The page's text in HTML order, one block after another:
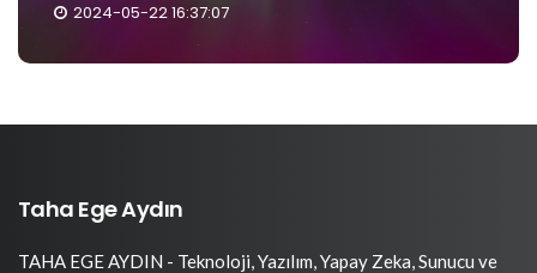
2024-05-14 10:52:12
Taha Ege Aydın
TAHA EGE AYDIN - Teknoloji, Yazılım, Yapay Zeka, Sunucu ve